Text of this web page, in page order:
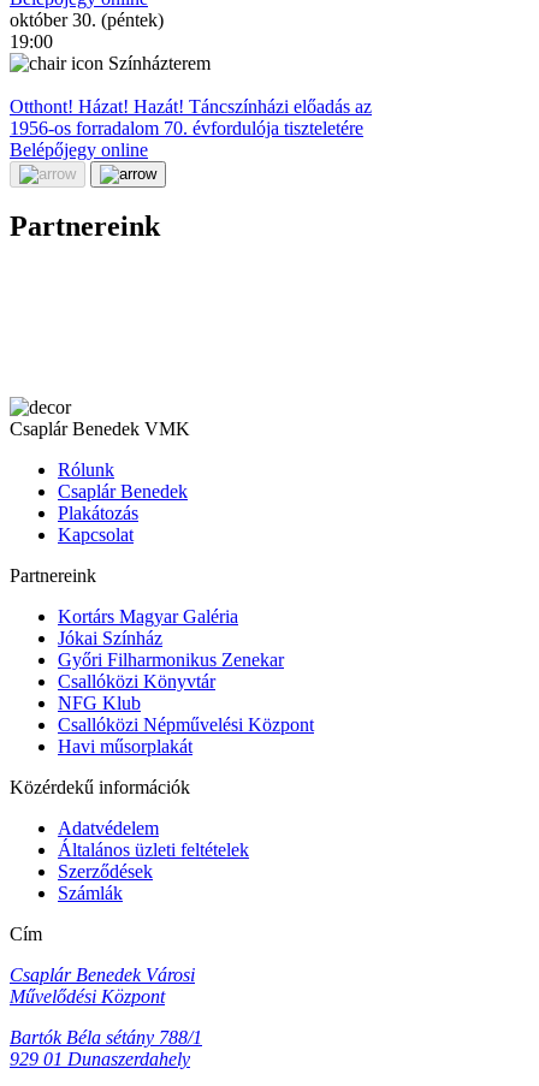
október 30. (péntek)
19:00
Színházterem
Otthont! Házat! Hazát! Táncszínházi előadás az
1956-os forradalom 70. évfordulója tiszteletére
Belépőjegy online
Partnereink
Csaplár Benedek VMK
Rólunk
Csaplár Benedek
Plakátozás
Kapcsolat
Partnereink
Kortárs Magyar Galéria
Jókai Színház
Győri Filharmonikus Zenekar
Csallóközi Könyvtár
NFG Klub
Csallóközi Népművelési Központ
Havi műsorplakát
Közérdekű információk
Adatvédelem
Általános üzleti feltételek
Szerződések
Számlák
Cím
Csaplár Benedek Városi
Művelődési Központ
Bartók Béla sétány 788/1
929 01 Dunaszerdahely